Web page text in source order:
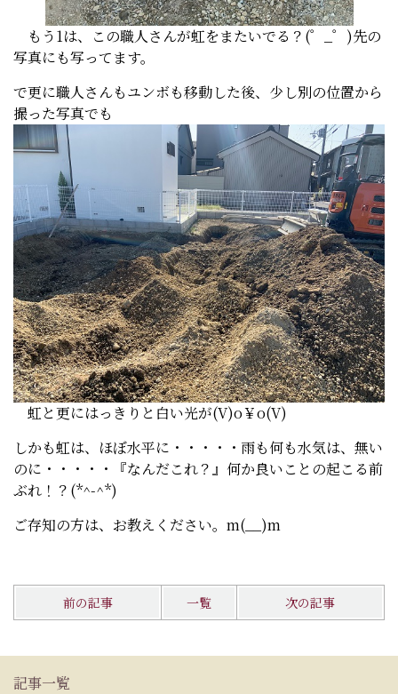
もう1は、この職人さんが虹をまたいでる？(゜_゜)先の
写真にも写ってます。
で更に職人さんもユンボも移動した後、少し別の位置から
撮った写真でも
虹と更にはっきりと白い光が(V)o￥o(V)
しかも虹は、ほぼ水平に・・・・・雨も何も水気は、無い
のに・・・・・『なんだこれ？』何か良いことの起こる前
ぶれ！？(*^-^*)
ご存知の方は、お教えください。m(__)m
前の記事 一覧 次の記事
記事一覧